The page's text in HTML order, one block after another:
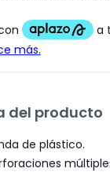
del producto
de plástico.